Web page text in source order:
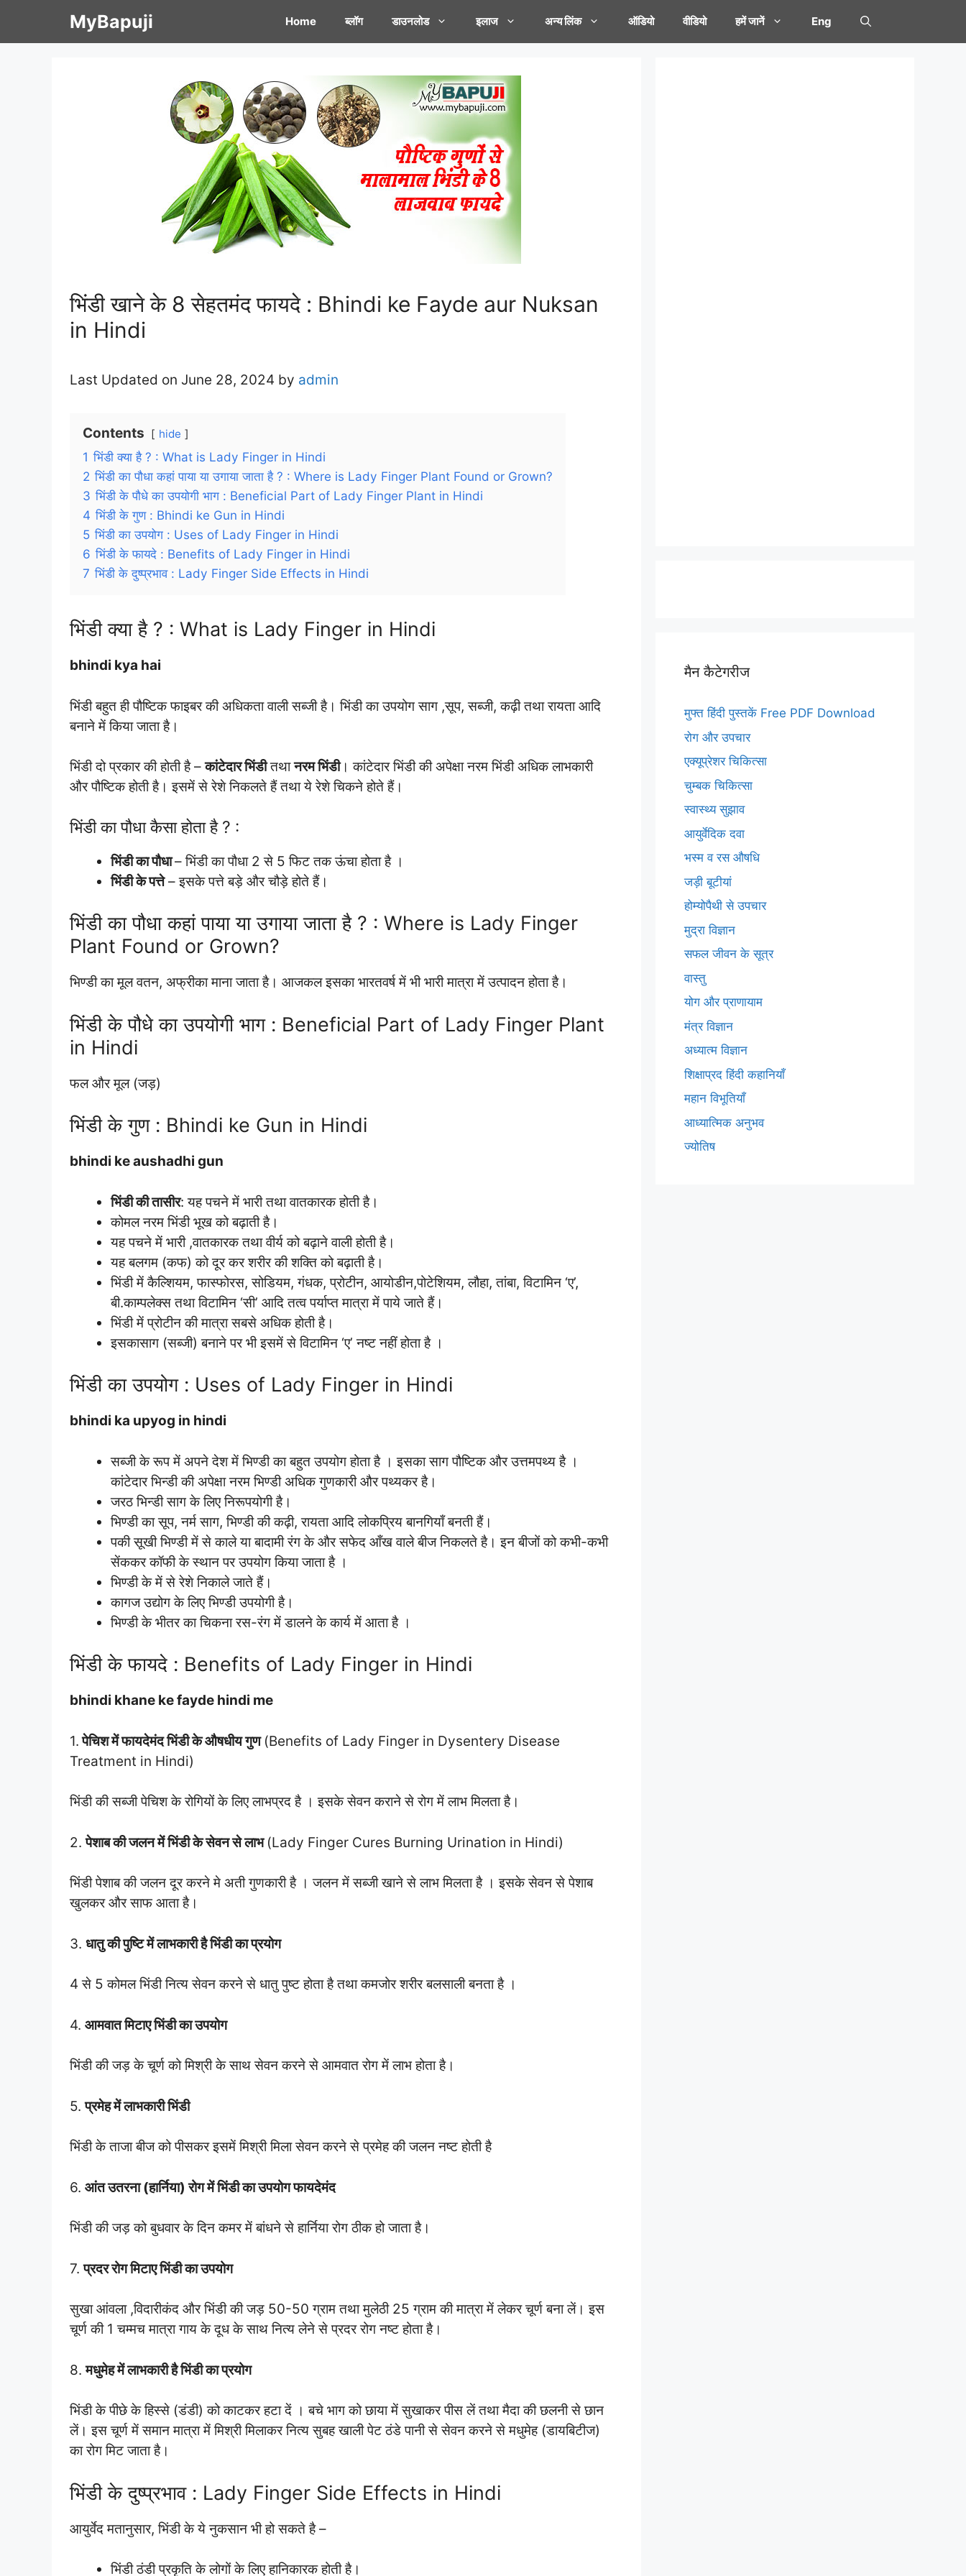
MyBapuji Home ब्लॉग डाउनलोड इलाज अन्य लिंक ऑडियो वीडियो हमें जानें Eng
भिंडी खाने के 8 सेहतमंद फायदे : Bhindi ke Fayde aur Nuksan
in Hindi
Last Updated on June 28, 2024 by admin
Contents hide
1 भिंडी क्या है ? : What is Lady Finger in Hindi
2 भिंडी का पौधा कहां पाया या उगाया जाता है ? : Where is Lady Finger Plant Found or Grown?
3 भिंडी के पौधे का उपयोगी भाग : Beneficial Part of Lady Finger Plant in Hindi
4 भिंडी के गुण : Bhindi ke Gun in Hindi
5 भिंडी का उपयोग : Uses of Lady Finger in Hindi
6 भिंडी के फायदे : Benefits of Lady Finger in Hindi
7 भिंडी के दुष्प्रभाव : Lady Finger Side Effects in Hindi
भिंडी क्या है ? : What is Lady Finger in Hindi
bhindi kya hai
भिंडी बहुत ही पौष्टिक फाइबर की अधिकता वाली सब्जी है। भिंडी का उपयोग साग ,सूप, सब्जी, कढ़ी तथा रायता आदि
बनाने में किया जाता है।
भिंडी दो प्रकार की होती है –कांटेदार भिंडीतथानरम भिंडी। कांटेदार भिंडी की अपेक्षा नरम भिंडी अधिक लाभकारी
और पौष्टिक होती है। इसमें से रेशे निकलते हैं तथा ये रेशे चिकने होते हैं।
भिंडी का पौधा कैसा होता है ? :
भिंडी का पौधा– भिंडी का पौधा 2 से 5 फिट तक ऊंचा होता है ।
भिंडी के पत्ते– इसके पत्ते बड़े और चौड़े होते हैं।
भिंडी का पौधा कहां पाया या उगाया जाता है ? : Where is Lady Finger
Plant Found or Grown?
भिण्डी का मूल वतन, अफ्रीका माना जाता है। आजकल इसका भारतवर्ष में भी भारी मात्रा में उत्पादन होता है।
भिंडी के पौधे का उपयोगी भाग : Beneficial Part of Lady Finger Plant
in Hindi
फल और मूल (जड़)
भिंडी के गुण : Bhindi ke Gun in Hindi
bhindi ke aushadhi gun
भिंडी की तासीर: यह पचने में भारी तथा वातकारक होती है।
कोमल नरम भिंडी भूख को बढ़ाती है।
यह पचने में भारी ,वातकारक तथा वीर्य को बढ़ाने वाली होती है।
यह बलगम (कफ) को दूर कर शरीर की शक्ति को बढ़ाती है।
भिंडी में कैल्शियम, फास्फोरस, सोडियम, गंधक, प्रोटीन, आयोडीन,पोटेशियम, लौहा, तांबा, विटामिन ‘ए’,
बी.काम्पलेक्स तथा विटामिन ‘सी’ आदि तत्व पर्याप्त मात्रा में पाये जाते हैं।
भिंडी में प्रोटीन की मात्रा सबसे अधिक होती है।
इसकासाग (सब्जी) बनाने पर भी इसमें से विटामिन ‘ए’ नष्ट नहीं होता है ।
भिंडी का उपयोग : Uses of Lady Finger in Hindi
bhindi ka upyog in hindi
सब्जी के रूप में अपने देश में भिण्डी का बहुत उपयोग होता है । इसका साग पौष्टिक और उत्तमपथ्य है ।
कांटेदार भिन्डी की अपेक्षा नरम भिण्डी अधिक गुणकारी और पथ्यकर है।
जरठ भिन्डी साग के लिए निरूपयोगी है।
भिण्डी का सूप, नर्म साग, भिण्डी की कढ़ी, रायता आदि लोकप्रिय बानगियाँ बनती हैं।
पकी सूखी भिण्डी में से काले या बादामी रंग के और सफेद आँख वाले बीज निकलते है। इन बीजों को कभी-कभी
सेंककर कॉफी के स्थान पर उपयोग किया जाता है ।
भिण्डी के में से रेशे निकाले जाते हैं।
कागज उद्योग के लिए भिण्डी उपयोगी है।
भिण्डी के भीतर का चिकना रस-रंग में डालने के कार्य में आता है ।
भिंडी के फायदे : Benefits of Lady Finger in Hindi
bhindi khane ke fayde hindi me
1.पेचिश में फायदेमंद भिंडी के औषधीय गुण (Benefits of Lady Finger in Dysentery Disease
Treatment in Hindi)
भिंडी की सब्जी पेचिश के रोगियों के लिए लाभप्रद है । इसके सेवन कराने से रोग में लाभ मिलता है।
2.पेशाब की जलन में भिंडी के सेवन से लाभ (Lady Finger Cures Burning Urination in Hindi)
भिंडी पेशाब की जलन दूर करने मे अती गुणकारी है । जलन में सब्जी खाने से लाभ मिलता है । इसके सेवन से पेशाब
खुलकर और साफ आता है।
3. धातु की पुष्टि में लाभकारी है भिंडी का प्रयोग
4 से 5 कोमल भिंडी नित्य सेवन करने से धातु पुष्ट होता है तथा कमजोर शरीर बलसाली बनता है ।
4. आमवात मिटाए भिंडी का उपयोग
भिंडी की जड़ के चूर्ण को मिश्री के साथ सेवन करने से आमवात रोग में लाभ होता है।
5.प्रमेह में लाभकारी भिंडी
भिंडी के ताजा बीज को पीसकर इसमें मिश्री मिला सेवन करने से प्रमेह की जलन नष्ट होती है
6. आंत उतरना (हार्निया) रोग में भिंडी का उपयोग फायदेमंद
भिंडी की जड़ को बुधवार के दिन कमर में बांधने से हार्निया रोग ठीक हो जाता है।
7.प्रदर रोग मिटाए भिंडी का उपयोग
सुखा आंवला ,विदारीकंद और भिंडी की जड़ 50-50 ग्राम तथा मुलेठी 25 ग्राम की मात्रा में लेकर चूर्ण बना लें। इस
चूर्ण की 1 चम्मच मात्रा गाय के दूध के साथ नित्य लेने से प्रदर रोग नष्ट होता है।
8.मधुमेह में लाभकारी है भिंडी का प्रयोग
भिंडी के पीछे के हिस्से (डंडी) को काटकर हटा दें । बचे भाग को छाया में सुखाकर पीस लें तथा मैदा की छलनी से छान
लें। इस चूर्ण में समान मात्रा में मिश्री मिलाकर नित्य सुबह खाली पेट ठंडे पानी से सेवन करने से मधुमेह (डायबिटीज)
का रोग मिट जाता है।
भिंडी के दुष्प्रभाव : Lady Finger Side Effects in Hindi
आयुर्वेद मतानुसार, भिंडी के ये नुकसान भी हो सकते है –
भिंडी ठंडी प्रकृति के लोगों के लिए हानिकारक होती है।
मैन कैटेगरीज
मुफ्त हिंदी पुस्तकें Free PDF Download
रोग और उपचार
एक्यूप्रेशर चिकित्सा
चुम्बक चिकित्सा
स्वास्थ्य सुझाव
आयुर्वेदिक दवा
भस्म व रस औषधि
जड़ी बूटीयां
होम्योपैथी से उपचार
मुद्रा विज्ञान
सफल जीवन के सूत्र
वास्तु
योग और प्राणायाम
मंत्र विज्ञान
अध्यात्म विज्ञान
शिक्षाप्रद हिंदी कहानियाँ
महान विभूतियाँ
आध्यात्मिक अनुभव
ज्योतिष